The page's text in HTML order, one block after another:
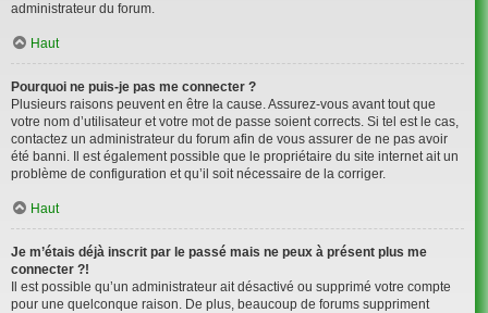
administrateur du forum.
Haut
Pourquoi ne puis-je pas me connecter ?
Plusieurs raisons peuvent en être la cause. Assurez-vous avant tout que
votre nom d’utilisateur et votre mot de passe soient corrects. Si tel est le cas,
contactez un administrateur du forum afin de vous assurer de ne pas avoir
été banni. Il est également possible que le propriétaire du site internet ait un
problème de configuration et qu’il soit nécessaire de la corriger.
Haut
Je m’étais déjà inscrit par le passé mais ne peux à présent plus me
connecter ?!
Il est possible qu’un administrateur ait désactivé ou supprimé votre compte
pour une quelconque raison. De plus, beaucoup de forums suppriment